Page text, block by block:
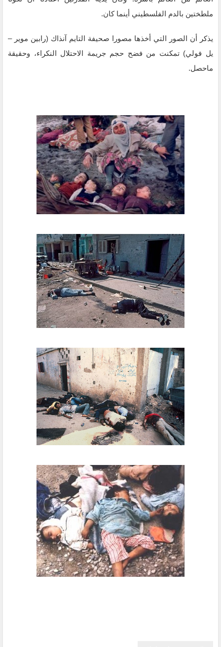
ملطختين بالدم الفلسطيني أينما كان.
يذكر أن الصور التي أخذها مصورا صحيفة التايم آنذاك (رابین مویر –
یل فولي) تمكنت من فضح حجم جريمة الاحتلال النكراء، وحقيقة
ماحصل.